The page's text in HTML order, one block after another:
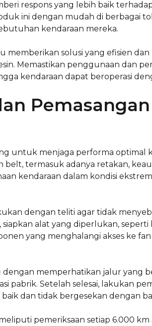
respons yang lebih baik
ini dengan mudah di berbagai
kendaraan mereka.
memberikan solusi yang efisien
Memastikan penggunaan dan
kendaraan dapat beroperasi
untuk menjaga performa optimal
belt, termasuk adanya retakan,
kendaraan dalam kondisi
dengan teliti agar tidak
alat yang diperlukan, seperti
yang menghalangi akses ke
memperhatikan jalur yang
pabrik. Setelah selesai, lakukan
dan tidak bergesekan dengan
pemeriksaan setiap 6.000 km